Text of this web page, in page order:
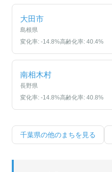
大田市
島根県
変化率: -14.8%高齢化率: 40.4%
南相木村
長野県
変化率: -14.8%高齢化率: 40.8%
千葉県の他のまちを見る